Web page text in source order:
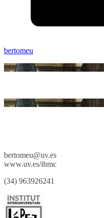
bertomeu
bertomeu@uv.es
www.uv.es/ihmc
(34) 963926241